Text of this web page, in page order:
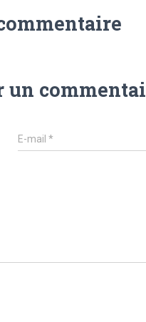
un
E-mail*